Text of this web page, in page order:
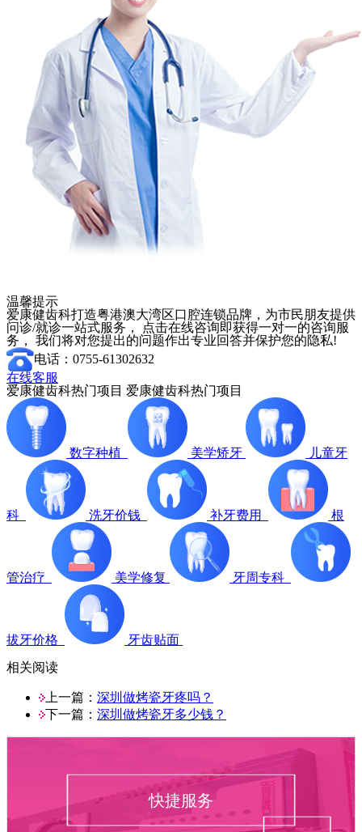
温馨提示
爱康健齿科打造粤港澳大湾区口腔连锁品牌，为市民朋友提供
问诊/就诊一站式服务， 点击在线咨询即获得一对一的咨询服
务， 我们将对您提出的问题作出专业回答并保护您的隐私!
电话：0755-61302632
在线客服
爱康健齿科热门项目 爱康健齿科热门项目
数字种植 美学矫牙 儿童牙
科 洗牙价钱 补牙费用 根
管治疗 美学修复 牙周专科
拔牙价格
牙齿贴面
相关阅读
上一篇： 深圳做烤瓷牙疼吗？
下一篇： 深圳做烤瓷牙多少钱？
快捷服务